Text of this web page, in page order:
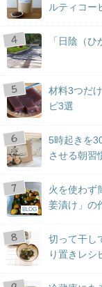
ルティコー
「日陰（
材料3つだ
ピ3選
5時起きを
させる朝習
BLOG
火を使わず
姜漬け」の
切って干し
り置きレシ